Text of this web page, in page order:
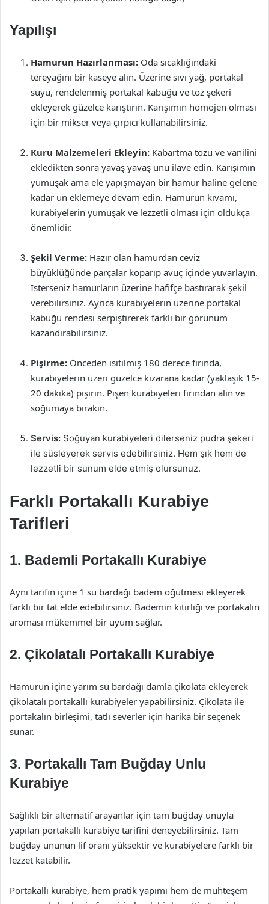
Yapılışı
Hamurun Hazırlanması: Oda sıcaklığındaki
tereyağını bir kaseye alın. Üzerine sıvı yağ, portakal
suyu, rendelenmiş portakal kabuğu ve toz şekeri
ekleyerek güzelce karıştırın. Karışımın homojen olması
için bir mikser veya çırpıcı kullanabilirsiniz.
Kuru Malzemeleri Ekleyin: Kabartma tozu ve vanilini
ekledikten sonra yavaş yavaş unu ilave edin. Karışımın
yumuşak ama ele yapışmayan bir hamur haline gelene
kadar un eklemeye devam edin. Hamurun kıvamı,
kurabiyelerin yumuşak ve lezzetli olması için oldukça
önemlidir.
Şekil Verme: Hazır olan hamurdan ceviz
büyüklüğünde parçalar koparıp avuç içinde yuvarlayın.
İsterseniz hamurların üzerine hafifçe bastırarak şekil
verebilirsiniz. Ayrıca kurabiyelerin üzerine portakal
kabuğu rendesi serpiştirerek farklı bir görünüm
kazandırabilirsiniz.
Pişirme: Önceden ısıtılmış 180 derece fırında,
kurabiyelerin üzeri güzelce kızarana kadar (yaklaşık 15-
20 dakika) pişirin. Pişen kurabiyeleri fırından alın ve
soğumaya bırakın.
Servis: Soğuyan kurabiyeleri dilerseniz pudra şekeri
ile süsleyerek servis edebilirsiniz. Hem şık hem de
lezzetli bir sunum elde etmiş olursunuz.
Farklı Portakallı Kurabiye
Tarifleri
1. Bademli Portakallı Kurabiye
Aynı tarifin içine 1 su bardağı badem öğütmesi ekleyerek
farklı bir tat elde edebilirsiniz. Bademin kıtırlığı ve portakalın
aroması mükemmel bir uyum sağlar.
2. Çikolatalı Portakallı Kurabiye
Hamurun içine yarım su bardağı damla çikolata ekleyerek
çikolatalı portakallı kurabiyeler yapabilirsiniz. Çikolata ile
portakalın birleşimi, tatlı severler için harika bir seçenek
sunar.
3. Portakallı Tam Buğday Unlu
Kurabiye
Sağlıklı bir alternatif arayanlar için tam buğday unuyla
yapılan portakallı kurabiye tarifini deneyebilirsiniz. Tam
buğday ununun lif oranı yüksektir ve kurabiyelere farklı bir
lezzet katabilir.
Portakallı kurabiye, hem pratik yapımı hem de muhteşem